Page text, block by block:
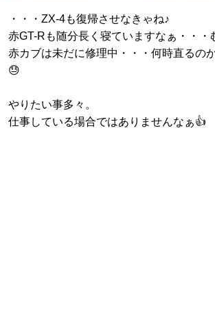
・・・ZX-4も復帰させなきゃね♪
赤GT-Rも随分長く寝ていますなぁ・・・
赤カブは未だに修理中・・・何時直るの
😓
やりたい事多々。
仕事している場合ではありませんなぁ👍